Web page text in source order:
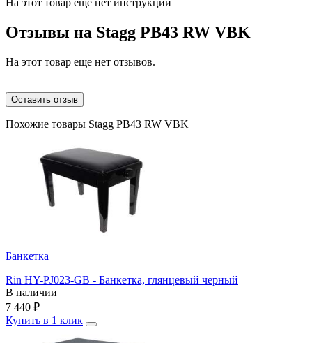
На этот товар еще нет инструкций
Отзывы на Stagg PB43 RW VBK
На этот товар еще нет отзывов.
Оставить отзыв
Похожие товары Stagg PB43 RW VBK
Банкетка
Rin HY-PJ023-GB - Банкетка, глянцевый черный
В наличии
7 440 ₽
Купить в 1 клик